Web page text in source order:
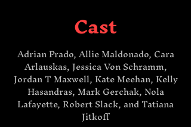
Cast
Adrian Prado, Allie Maldonado, Cara
Arlauskas, Jessica Von Schramm,
Jordan T Maxwell, Kate Meehan, Kelly
Hasandras, Mark Gerchak, Nola
Lafayette, Robert Slack, and Tatiana
Jitkoff